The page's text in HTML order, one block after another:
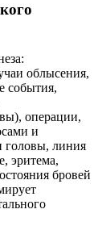
облысения,
события,
операции,
и
головы, линия
эритема,
бровей